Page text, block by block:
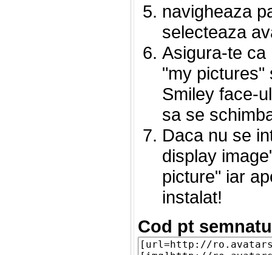
navigheaza
selecteaza
Asigura-te ca
"my pictures"
Smiley face-
sa se
Daca nu se
display
picture" iar
instalat!
Cod pt